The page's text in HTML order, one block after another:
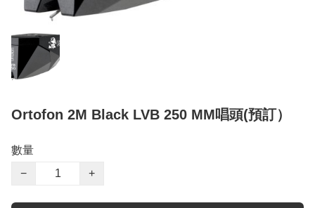
Ortofon 2M Black LVB 250 MM唱頭(預訂）
數量
−
+